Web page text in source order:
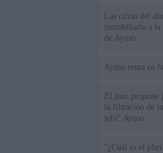
Las cifras del
inmobiliaria a la
de Ayuso
Ayuso reina en
El juez propone
la filtración de
jefa" Ayuso
"¿Cuál es el